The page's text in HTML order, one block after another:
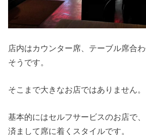
店内はカウンター席、テーブル席合
そうです。
そこまで大きなお店ではありません。
基本的にはセルフサービスのお店で
済まして席に着くスタイルです。